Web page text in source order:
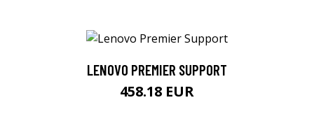
LENOVO PREMIER SUPPORT
458.18 EUR